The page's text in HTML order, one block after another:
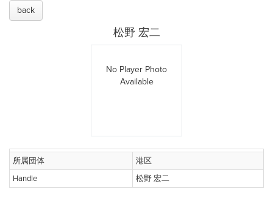
back
松野 宏二
No Player Photo
Available
所属団体
港区
Handle
松野 宏二